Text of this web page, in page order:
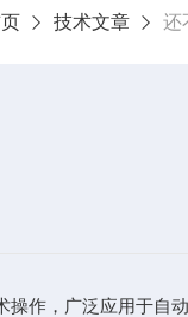
技术文章 还
作，广泛应用于自